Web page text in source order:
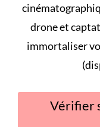
drone et
immortaliser
Vérifier